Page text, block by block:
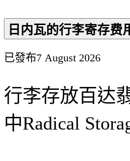
日内瓦的行李寄存费
已發布7 August 2026
行李存放百达
中Radical